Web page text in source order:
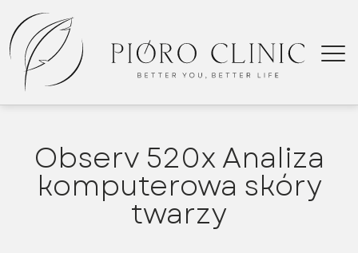
Observ 520x Analiza
komputerowa skóry
twarzy